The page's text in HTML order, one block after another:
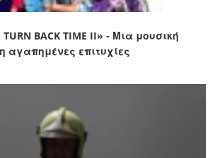
BACK TIME II» - Μια μουσική
αγαπημένες επιτυχίες